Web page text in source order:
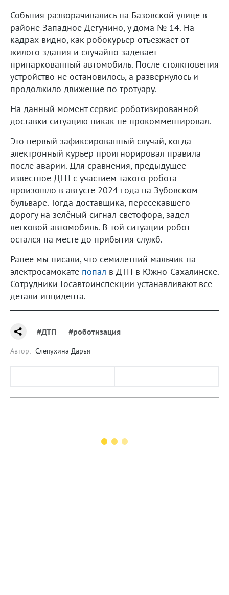
События разворачивались на Базовской улице в
районе Западное Дегунино, у дома № 14. На
кадрах видно, как робокурьер отъезжает от
жилого здания и случайно задевает
припаркованный автомобиль. После столкновения
устройство не остановилось, а развернулось и
продолжило движение по тротуару.
На данный момент сервис роботизированной
доставки ситуацию никак не прокомментировал.
Это первый зафиксированный случай, когда
электронный курьер проигнорировал правила
после аварии. Для сравнения, предыдущее
известное ДТП с участием такого робота
произошло в августе 2024 года на Зубовском
бульваре. Тогда доставщика, пересекавшего
дорогу на зелёный сигнал светофора, задел
легковой автомобиль. В той ситуации робот
остался на месте до прибытия служб.
Ранее мы писали, что семилетний мальчик на
электросамокате попал в ДТП в Южно-Сахалинске.
Сотрудники Госавтоинспекции устанавливают все
детали инцидента.
#ДТП #роботизация
Автор: Слепухина Дарья